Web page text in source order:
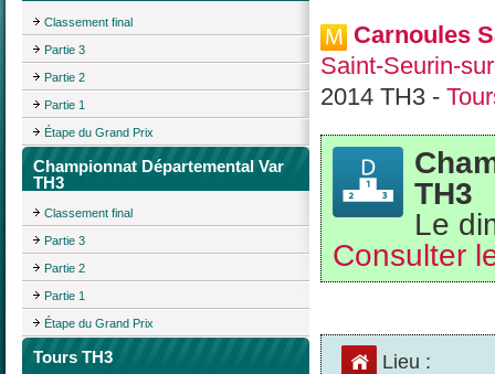
Classement final
Partie 3
Partie 2
Partie 1
Étape du Grand Prix
Championnat Départemental Var
TH3
Classement final
Partie 3
Partie 2
Partie 1
Étape du Grand Prix
Tours TH3
Carnoules
Saint-Seurin-
2014 TH3 -
TH3
Le
Consulter
Lieu :